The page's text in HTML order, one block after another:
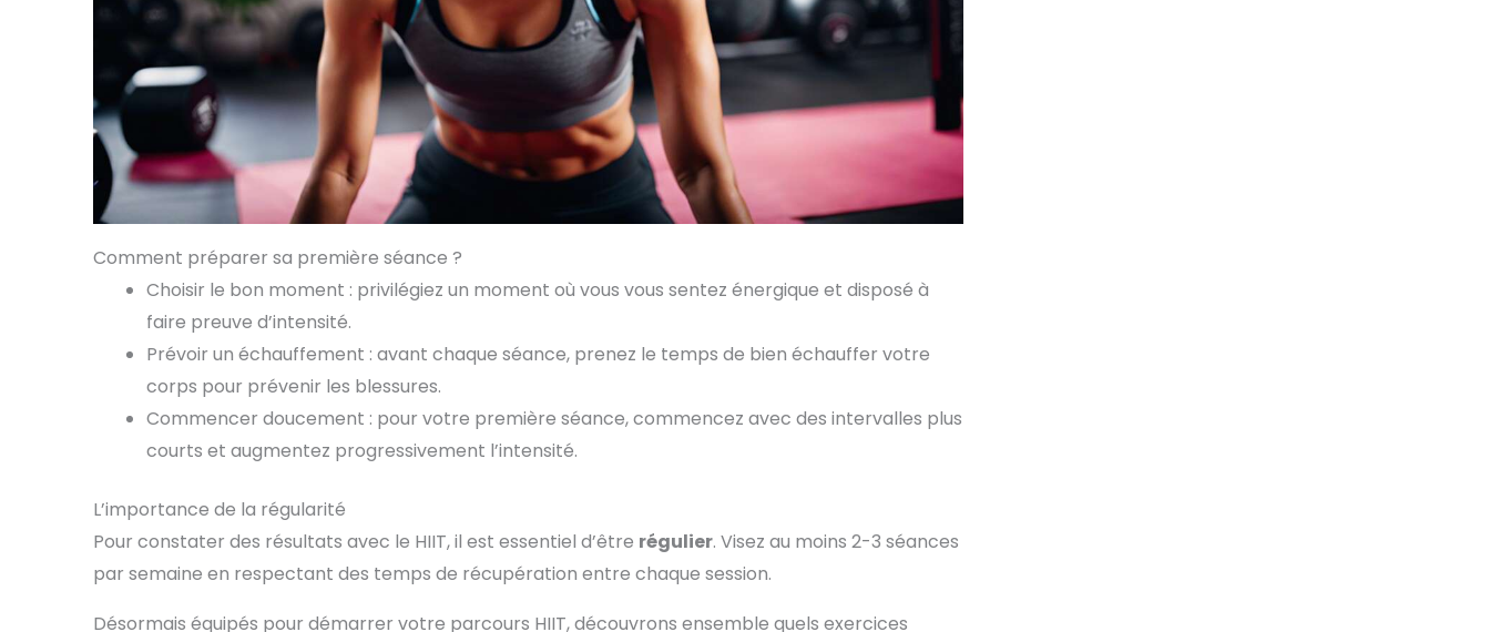
Comment préparer sa première séance ?
Choisir le bon moment : privilégiez un moment où vous vous sentez énergique et disposé à
faire preuve d’intensité.
Prévoir un échauffement : avant chaque séance, prenez le temps de bien échauffer votre
corps pour prévenir les blessures.
Commencer doucement : pour votre première séance, commencez avec des intervalles plus
courts et augmentez progressivement l’intensité.
L’importance de la régularité
Pour constater des résultats avec le HIIT, il est essentiel d’être régulier. Visez au moins 2-3 séances
par semaine en respectant des temps de récupération entre chaque session.
Désormais équipés pour démarrer votre parcours HIIT, découvrons ensemble quels exercices